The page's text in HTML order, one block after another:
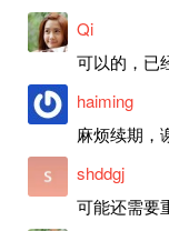
Qi
haiming
麻烦续期，
shddgj
可能还需要